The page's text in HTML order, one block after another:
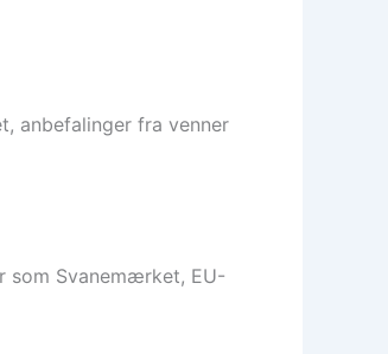
anbefalinger fra venner
som Svanemærket, EU-